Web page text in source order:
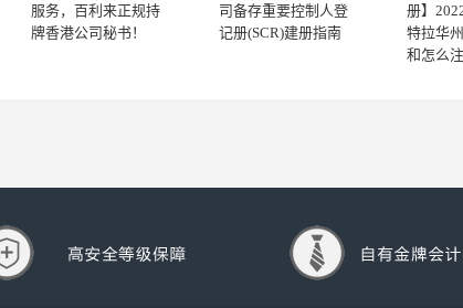
服务，百利来正规持
牌香港公司秘书！
司备存重要控制人登
记册(SCR)建册指南
册】
特拉华
和怎么注